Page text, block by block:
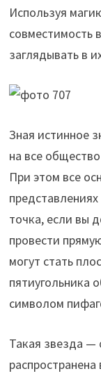
Используя
совместимость
заглядывать в
Зная истинное
на все
При этом все
точка, если вы
провести
могут стать
пятиугольника
символом
Такая звезда —